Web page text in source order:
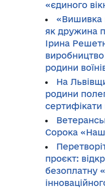
«єдиного
«Вишивка
як дружина
Ірина
родини
На
родини
Сорока
проєкт:
безоплатну